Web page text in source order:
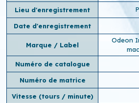
Lieu d'enregistrement
Date d'enregistrement
Marque / Label
Odeon
Numéro de catalogue
Numéro de matrice
Vitesse (tours / minute)